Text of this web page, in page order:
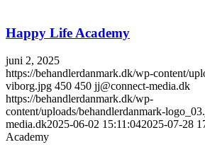
Happy Life Academy
juni 2, 2025
https://behandlerdanmark.dk/wp-content/
viborg.jpg 450 450 jj@connect-media.dk
https://behandlerdanmark.dk/wp-
content/uploads/behandlerdanmark-
media.dk2025-06-02 15:11:042025-07-28
Academy